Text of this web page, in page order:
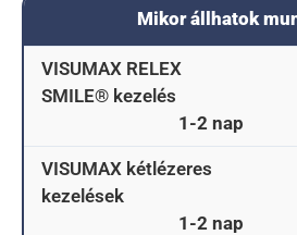
Mikor állhatok
VISUMAX RELEX
SMILE® kezelés
1-2 nap
VISUMAX kétlézeres
kezelések
1-2 nap